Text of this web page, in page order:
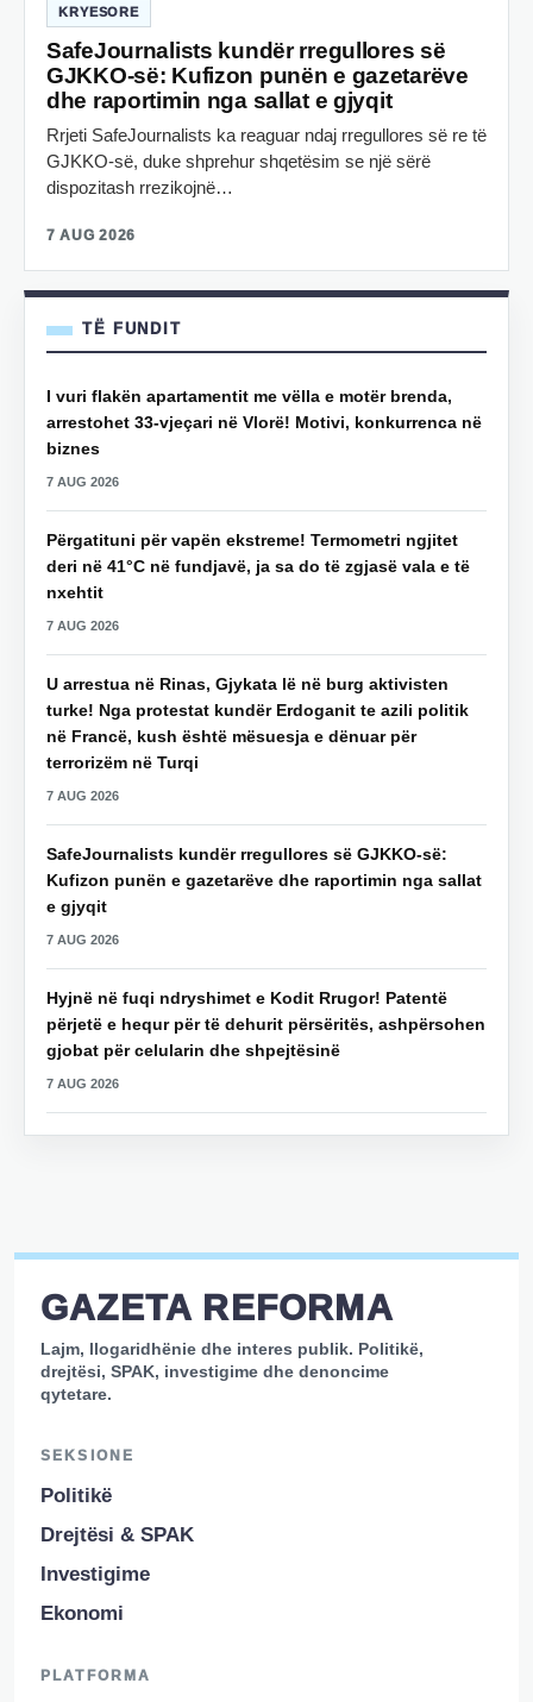
KRYESORE
SafeJournalists kundër rregullores së
GJKKO-së: Kufizon punën e gazetarëve
dhe raportimin nga sallat e gjyqit
Rrjeti SafeJournalists ka reaguar ndaj rregullores së re të
GJKKO-së, duke shprehur shqetësim se një sërë
dispozitash rrezikojnë…
7 AUG 2026
TË FUNDIT
I vuri flakën apartamentit me vëlla e motër brenda,
arrestohet 33-vjeçari në Vlorë! Motivi, konkurrenca në
biznes
7 AUG 2026
Përgatituni për vapën ekstreme! Termometri ngjitet
deri në 41°C në fundjavë, ja sa do të zgjasë vala e të
nxehtit
7 AUG 2026
U arrestua në Rinas, Gjykata lë në burg aktivisten
turke! Nga protestat kundër Erdoganit te azili politik
në Francë, kush është mësuesja e dënuar për
terrorizëm në Turqi
7 AUG 2026
SafeJournalists kundër rregullores së GJKKO-së:
Kufizon punën e gazetarëve dhe raportimin nga sallat
e gjyqit
7 AUG 2026
Hyjnë në fuqi ndryshimet e Kodit Rrugor! Patentë
përjetë e hequr për të dehurit përsëritës, ashpërsohen
gjobat për celularin dhe shpejtësinë
7 AUG 2026
GAZETA REFORMA
Lajm, llogaridhënie dhe interes publik. Politikë,
drejtësi, SPAK, investigime dhe denoncime
qytetare.
SEKSIONE
Politikë
Drejtësi & SPAK
Investigime
Ekonomi
PLATFORMA